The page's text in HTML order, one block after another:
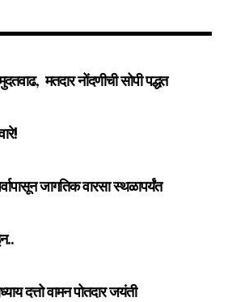
मतदार नोंदणीची सोपी पद्धत
जागतिक वारसा स्थळापर्यंत
दत्तो वामन पोतदार जयंती